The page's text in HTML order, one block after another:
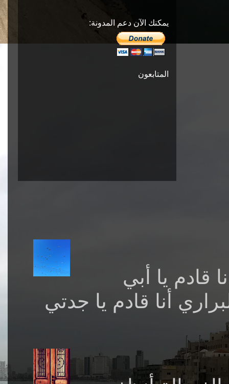
يمكنك الآن دعم المدونة:
المتابعون
يا أبي
أنا قادم يا جدتي